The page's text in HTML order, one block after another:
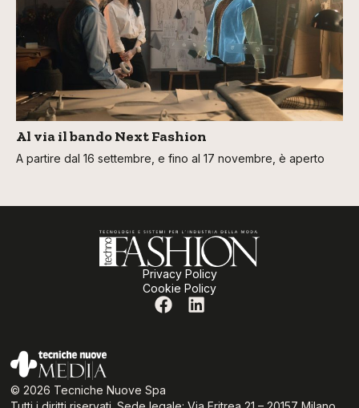
Al via il bando Next Fashion
A partire dal 16 settembre, e fino al 17 novembre, è aperto
Privacy Policy
Cookie Policy
© 2026 Tecniche Nuove Spa